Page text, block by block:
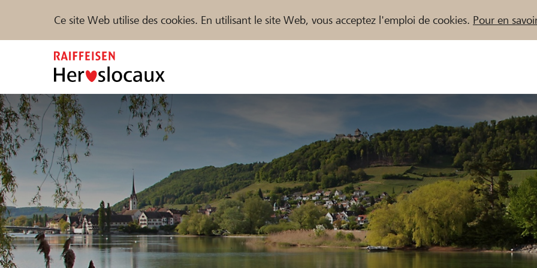
Ce site Web utilise des cookies. En utilisant le site Web, vous acceptez l'emploi de cookies. Pour en
Parrainer Soutien & assistance
Trouvez des projets et des organisations
DE FR IT